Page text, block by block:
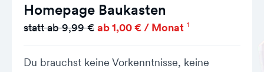
Homepage Baukasten
statt ab 9,99 € ab 1,00 € / Monat 1
Du brauchst keine Vorkenntnisse, keine